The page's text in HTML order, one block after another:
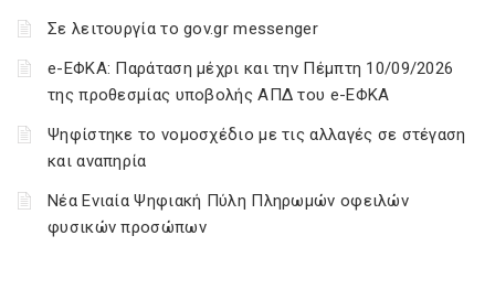
Σε λειτουργία το gov.gr messenger
e-ΕΦΚΑ: Παράταση μέχρι και την Πέμπτη 10/09/2026
της προθεσμίας υποβολής ΑΠΔ του e-ΕΦΚΑ
Ψηφίστηκε το νομοσχέδιο με τις αλλαγές σε στέγαση
και αναπηρία
Νέα Ενιαία Ψηφιακή Πύλη Πληρωμών οφειλών
φυσικών προσώπων